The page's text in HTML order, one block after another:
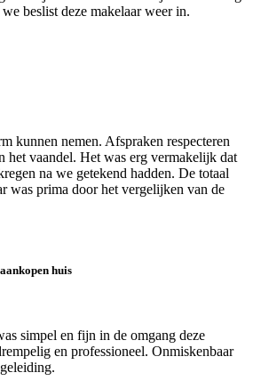
beslist deze makelaar weer in.
kunnen nemen. Afspraken respecteren
het vaandel. Het was erg vermakelijk dat
na we getekend hadden. De totaal
was prima door het vergelijken van de
huis
simpel en fijn in de omgang deze
en professioneel. Onmiskenbaar